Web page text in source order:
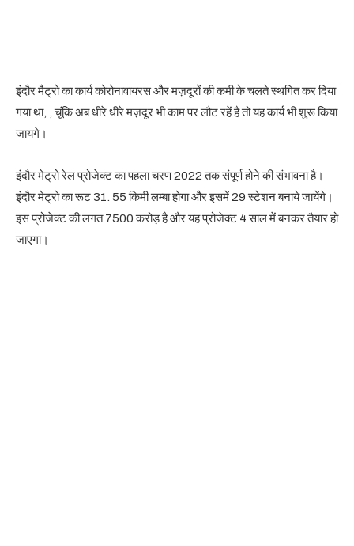
इंदौर मैट्रो का कार्य कोरोनावायरस और मज़दूरों की कमी के चलते स्थगित कर दिया
गया था, , चूंकि अब धीरे धीरे मज़दूर भी काम पर लौट रहें है तो यह कार्य भी शुरू किया
जायगे।
इंदौर मेट्रो रेल प्रोजेक्ट का पहला चरण 2022 तक संपूर्ण होने की संभावना है।
इंदौर मेट्रो का रूट 31. 55 किमी लम्बा होगा और इसमें 29 स्टेशन बनाये जायेंगे।
इस प्रोजेक्ट की लगत 7500 करोड़ है और यह प्रोजेक्ट 4 साल में बनकर तैयार हो
जाएगा।